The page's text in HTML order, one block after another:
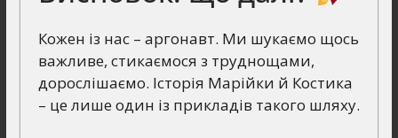
Кожен із нас – аргонавт. Ми шукаємо щось
важливе, стикаємося з труднощами,
дорослішаємо. Історія Марійки й Костика
– це лише один із прикладів такого шляху.